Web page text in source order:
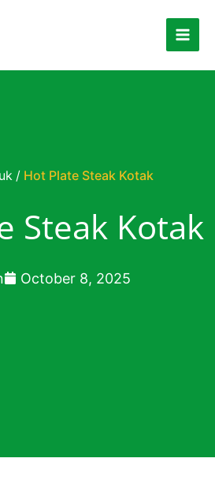
/ Hot Plate Steak Kotak
Steak Kotak
October 8, 2025